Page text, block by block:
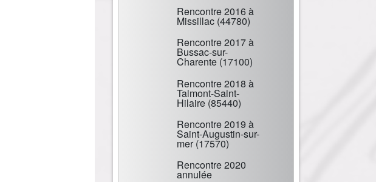
Rencontre 2016 à
Missillac (44780)
Rencontre 2017 à
Bussac-sur-
Charente (17100)
Rencontre 2018 à
Talmont-Saint-
Hilaire (85440)
Rencontre 2019 à
Saint-Augustin-sur-
mer (17570)
Rencontre 2020
annulée